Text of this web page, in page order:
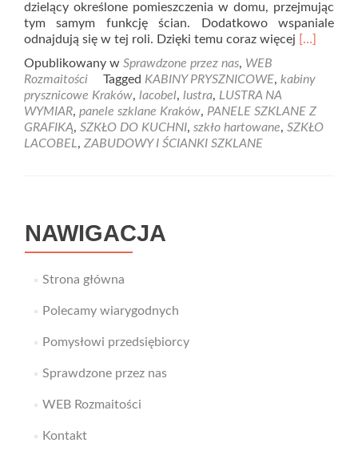
dzielący określone pomieszczenia w domu, przejmując
tym samym funkcję ścian. Dodatkowo wspaniale
odnajdują się w tej roli. Dzięki temu coraz więcej Read
Postaw
szklane
elementy
[…]
Opublikowany w Sprawdzone przez nas, WEB
Rozmaitości
Tagged KABINY PRYSZNICOWE, kabiny
prysznicowe Kraków, lacobel, lustra, LUSTRA NA
WYMIAR, panele szklane Kraków, PANELE SZKLANE Z
GRAFIKĄ, SZKŁO DO KUCHNI, szkło hartowane, SZKŁO
LACOBEL, ZABUDOWY I ŚCIANKI SZKLANE
NAWIGACJA
Strona główna
Polecamy wiarygodnych
Pomysłowi przedsiębiorcy
Sprawdzone przez nas
WEB Rozmaitości
Kontakt